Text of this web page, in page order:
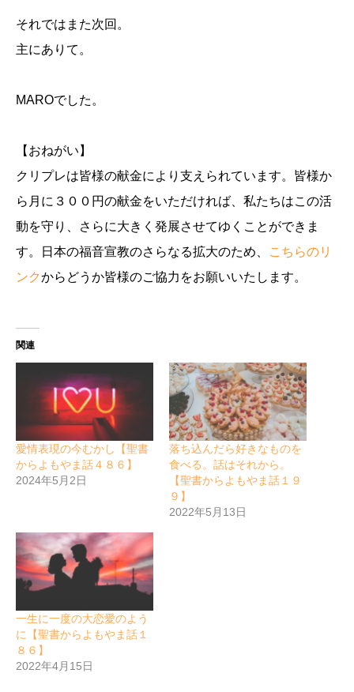
それではまた次回。
主にありて。
MAROでした。
【おねがい】
クリプレは皆様の献金により支えられています。皆様か
ら月に３００円の献金をいただければ、私たちはこの活
動を守り、さらに大きく発展させてゆくことができま
す。日本の福音宣教のさらなる拡大のため、
こちらのリ
ンクからどうか皆様のご協力をお願いいたします。
関連
愛情表現の今むかし【聖書
からよもやま話４８６】
2024年5月2日
落ち込んだら好きなものを
食べる。話はそれから。
【聖書からよもやま話１９
９】
2022年5月13日
一生に一度の大恋愛のよう
に【聖書からよもやま話１
８６】
2022年4月15日